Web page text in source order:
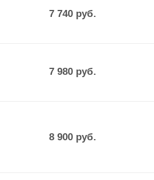
7 740руб.
7 980руб.
8 900руб.